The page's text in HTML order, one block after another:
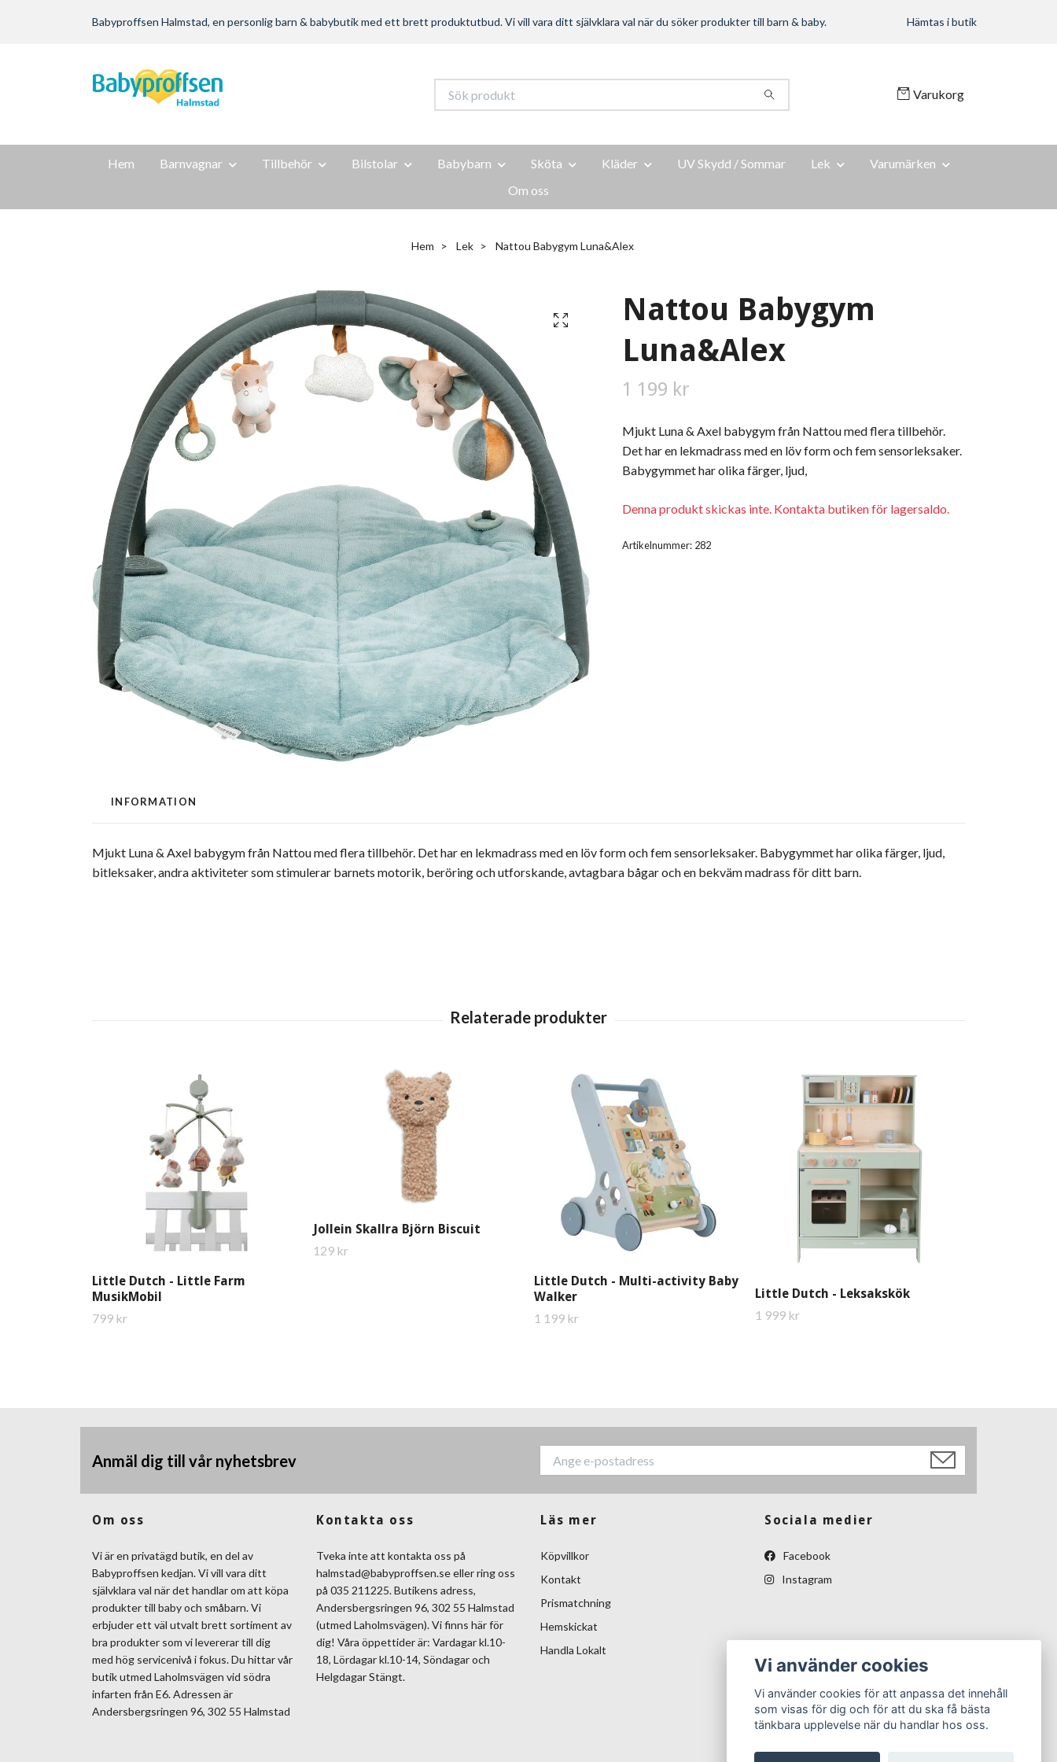
Babyproffsen Halmstad, en personlig barn & babybutik med ett brett produktutbud. Vi vill vara ditt självklara val när du söker produkter till barn & baby. Hämtas i butik
Varukorg
Hem Barnvagnar Tillbehör Bilstolar Babybarn Sköta Kläder UV Skydd / Sommar Lek
Varumärken
Om oss
Hem Lek Nattou Babygym Luna&Alex
Nattou Babygym
Luna&Alex
1 199 kr
Mjukt Luna & Axel babygym från Nattou med flera tillbehör.
Det har en lekmadrass med en löv form och fem sensorleksaker.
Babygymmet har olika färger, ljud,
Denna produkt skickas inte. Kontakta butiken för lagersaldo.
Artikelnummer: 282
INFORMATION
Mjukt Luna & Axel babygym från Nattou med flera tillbehör. Det har en lekmadrass med en löv form och fem sensorleksaker. Babygymmet har olika färger, ljud,
bitleksaker, andra aktiviteter som stimulerar barnets motorik, beröring och utforskande, avtagbara bågar och en bekväm madrass för ditt barn.
Little Dutch - Little Farm
MusikMobil
799 kr
Jollein Skallra Björn Biscuit
129 kr
Little Dutch - Multi-activity Baby
Walker
1 199 kr
Little Dutch - Leksakskök
1 999 kr
Anmäl dig till vår nyhetsbrev
Om oss
Vi är en privatägd butik, en del av
Babyproffsen kedjan. Vi vill vara ditt
självklara val när det handlar om att köpa
produkter till baby och småbarn. Vi
erbjuder ett väl utvalt brett sortiment av
bra produkter som vi levererar till dig
med hög servicenivå i fokus. Du hittar vår
butik utmed Laholmsvägen vid södra
infarten från E6. Adressen är
Andersbergsringen 96, 302 55 Halmstad
Kontakta oss
Tveka inte att kontakta oss på
halmstad@babyproffsen.seeller ring oss
på 035 211225. Butikens adress,
Andersbergsringen 96, 302 55 Halmstad
(utmed Laholmsvägen). Vi finns här för
dig! Våra öppettider är: Vardagar kl.10-
18, Lördagar kl.10-14, Söndagar och
Helgdagar Stängt.
Läs mer
Köpvillkor
Kontakt
Prismatchning
Hemskickat
Handla Lokalt
Sociala medier
Facebook
Instagram
Vi använder cookies
Vi använder cookies för att anpassa det innehåll
som visas för dig och för att du ska få bästa
tänkbara upplevelse när du handlar hos oss.